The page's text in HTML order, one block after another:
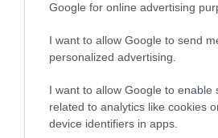
Google for online advertising
I want to allow Google to send
personalized advertising.
I want to allow Google to enable
related to analytics like cookies
device identifiers in apps.
EGY ELSÜLLYEDT HAJÓ